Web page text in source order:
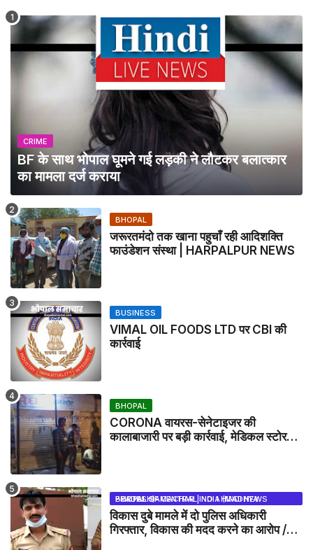
CRIME
BF के साथ भोपाल घूमने गई लड़की ने लौटकर बलात्कार
का मामला दर्ज कराया
BHOPAL
जरूरतमंदो तक खाना पहुचाँ रही आदिशक्ति
फाउंडेशन संस्था | HARPALPUR NEWS
BUSINESS
VIMAL OIL FOODS LTD पर CBI की
कार्रवाई
BHOPAL
CORONA वायरस-सेनेटाइजर की
कालाबाजारी पर बड़ी कार्रवाई, मेडिकल स्टोर
BHOPAL SAMACHAR | NO 1 HINDI NEWS PORTAL OF CENTRAL INDIA (MADHYA PRADESH)
विकास दुबे मामले में दो पुलिस अधिकारी
गिरफ्तार, विकास की मदद करने का आरोप /